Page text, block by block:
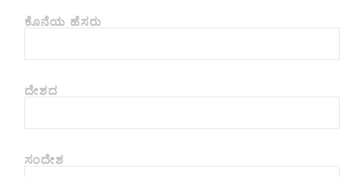
ಕೊನೆಯ ಹೆಸರು
ದೇಶದ
ಸಂದೇಶ